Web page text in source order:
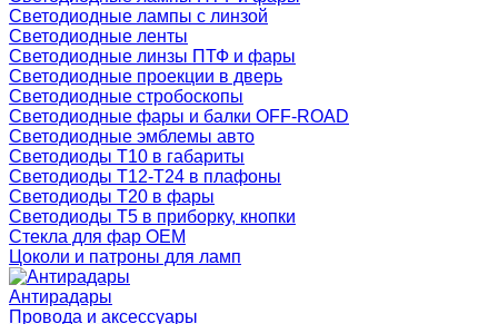
Светодиодные лампы с линзой
Светодиодные ленты
Светодиодные линзы ПТФ и фары
Светодиодные проекции в дверь
Светодиодные стробоскопы
Светодиодные фары и балки OFF-ROAD
Светодиодные эмблемы авто
Светодиоды T10 в габариты
Светодиоды T12-T24 в плафоны
Светодиоды T20 в фары
Светодиоды T5 в приборку, кнопки
Стекла для фар OEM
Цоколи и патроны для ламп
Антирадары
Провода и аксессуары